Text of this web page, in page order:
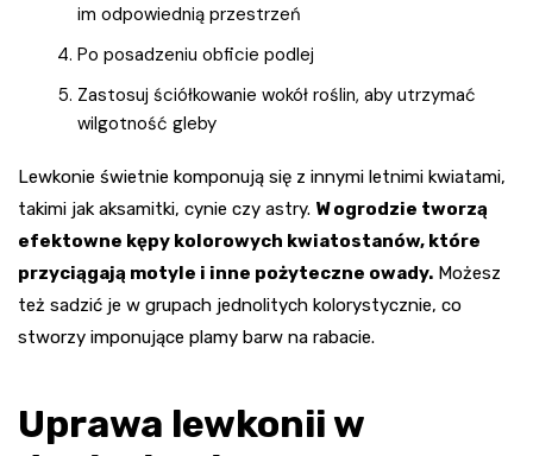
im odpowiednią przestrzeń
Po posadzeniu obficie podlej
Zastosuj ściółkowanie wokół roślin, aby utrzymać
wilgotność gleby
Lewkonie świetnie komponują się z innymi letnimi kwiatami,
takimi jak aksamitki, cynie czy astry. W ogrodzie tworzą
efektowne kępy kolorowych kwiatostanów, które
przyciągają motyle i inne pożyteczne owady. Możesz
też sadzić je w grupach jednolitych kolorystycznie, co
stworzy imponujące plamy barw na rabacie.
Uprawa lewkonii w